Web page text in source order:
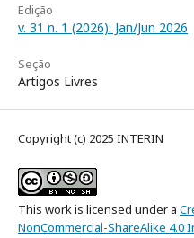
Edição
v. 31 n. 1 (2026): Jan/Jun 2026
Seção
Artigos Livres
Copyright (c) 2025 INTERIN
This work is licensed under a
NonCommercial-ShareAlike 4.0